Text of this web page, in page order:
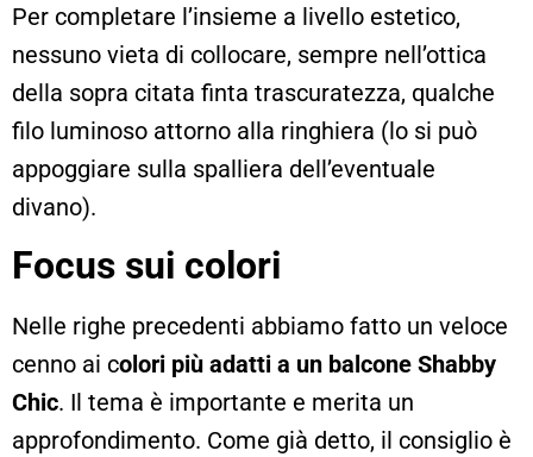
Per completare l’insieme a livello estetico,
nessuno vieta di collocare, sempre nell’ottica
della sopra citata finta trascuratezza, qualche
filo luminoso attorno alla ringhiera (lo si può
appoggiare sulla spalliera dell’eventuale
divano).
Focus sui colori
Nelle righe precedenti abbiamo fatto un veloce
cenno ai colori più adatti a un balcone Shabby
Chic. Il tema è importante e merita un
approfondimento. Come già detto, il consiglio è